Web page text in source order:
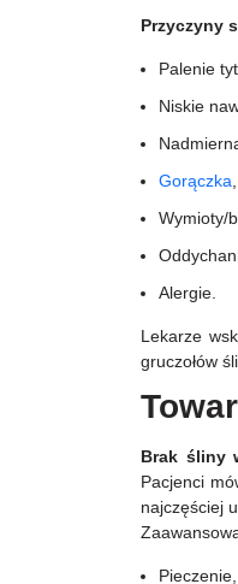
Przyczyny
Palenie
Niskie
Gorączka
Wymioty/
Alergie.
Lekarze
gruczołów
Brak śliny
Pacjenci
najczęściej
Pieczenie,